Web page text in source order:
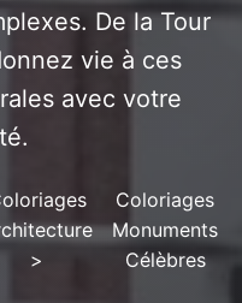
De la Tour
vie à ces
avec votre
>
Coloriages
Monuments
Célèbres